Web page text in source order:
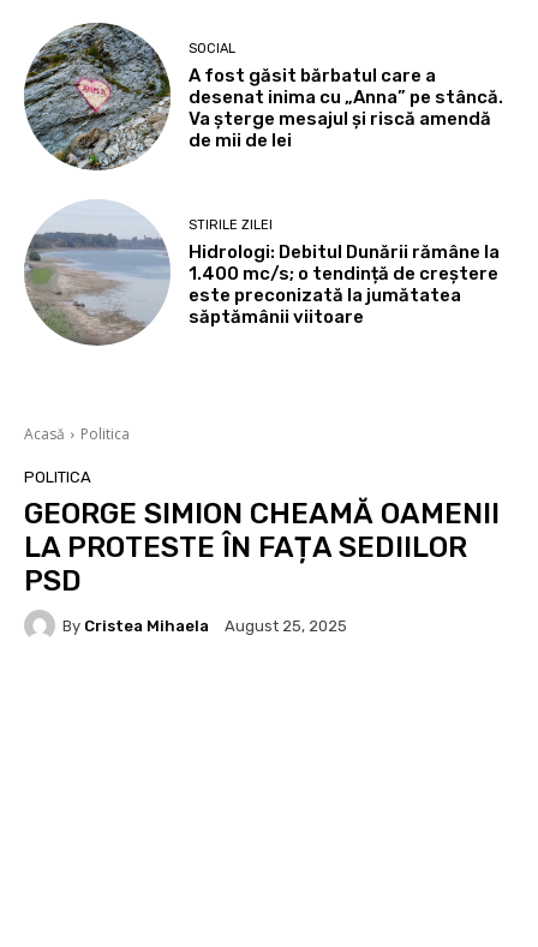
SOCIAL
A fost găsit bărbatul care a
desenat inima cu „Anna” pe stâncă.
Va șterge mesajul și riscă amendă
de mii de lei
STIRILE ZILEI
Hidrologi: Debitul Dunării rămâne la
1.400 mc/s; o tendință de creștere
este preconizată la jumătatea
săptămânii viitoare